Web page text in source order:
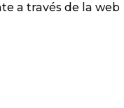
a través de la web